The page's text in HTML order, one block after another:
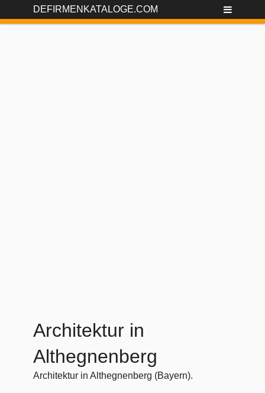
DEFIRMENKATALOGE.COM
Architektur in
Althegnenberg
Architektur in Althegnenberg (Bayern).